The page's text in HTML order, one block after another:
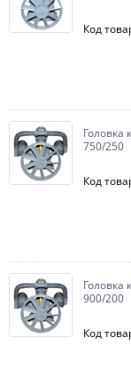
Код
Головка
750/250
Код
Головка
900/200
Код